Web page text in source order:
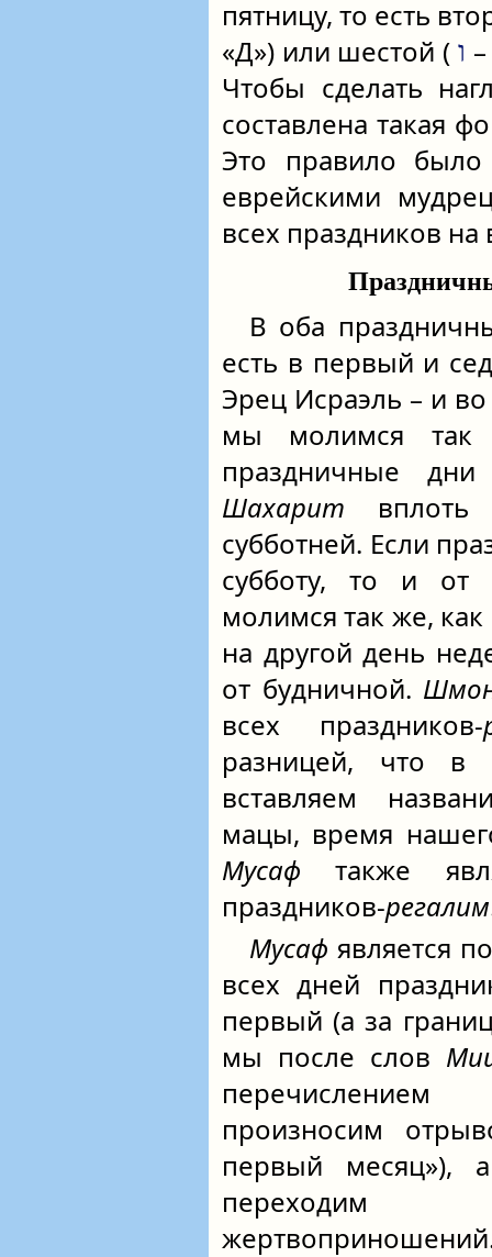
пятницу, то есть
«Д») или шестой ( ו
Чтобы сделать
составлена такая
Это правило было
еврейскими
всех праздников
В оба
есть в первый и
Эрец Исраэль – и
мы молимся
праздничные
Шахарит
субботней. Если
субботу, то и от
молимся так же, как
на другой день
от будничной.
всех праздников-
разницей, что в
вставляем
мацы, время
Мусаф также
праздников-регалим
Мусаф является
всех дней
первый (а за
мы после слов
произносим
первый месяц»),
переходим